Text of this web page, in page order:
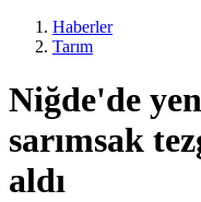
Haberler
Tarım
Niğde'de
sarımsak
aldı